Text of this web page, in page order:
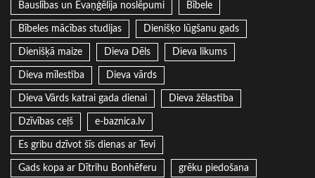
Bauslības un Evaņģēlija noslēpumi Bībele
Bībeles mācības studijas Dienišķo lūgšanu gads
Dienišķā maize Dieva Dēls Dieva likums
Dieva mīlestība Dieva vārds
Dieva Vārds katrai gada dienai Dieva žēlastība
Dzīvības ceļš e-baznica.lv
Es gribu dzīvot šīs dienas ar Tevi
Gads kopa ar Dītrihu Bonhēferu grēku piedošana